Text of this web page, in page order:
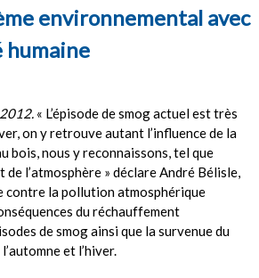
environnemental avec
humaine
« L’épisode de smog actuel est très
on y retrouve autant l’influence de la
bois, nous y reconnaissons, tel que
l’atmosphère » déclare André Bélisle,
contre la pollution atmosphérique
du réchauffement
de smog ainsi que la survenue du
et l’hiver.